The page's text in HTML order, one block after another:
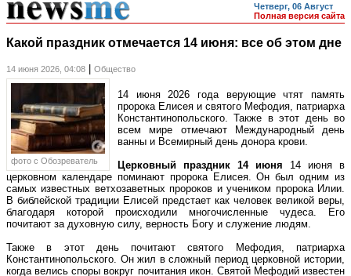
Четверг, 06 Август
Полная версия сайта
Какой праздник отмечается 14 июня: все об этом дне
14 июня 2026, 04:08 Общество
фото c Обозреватель
14 июня 2026 года верующие чтят память
пророка Елисея и святого Мефодия, патриарха
Константинопольского. Также в этот день во
всем мире отмечают Международный день
ванны и Всемирный день донора крови.
Церковный праздник 14 июня 14 июня в
церковном календаре поминают пророка Елисея. Он был одним из
самых известных ветхозаветных пророков и учеником пророка Илии.
В библейской традиции Елисей предстает как человек великой веры,
благодаря которой происходили многочисленные чудеса. Его
почитают за духовную силу, верность Богу и служение людям.
Также в этот день почитают святого Мефодия, патриарха
Константинопольского. Он жил в сложный период церковной истории,
когда велись споры вокруг почитания икон. Святой Мефодий известен